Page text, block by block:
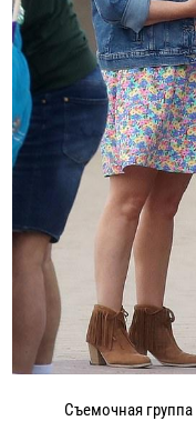
Съемочная группа